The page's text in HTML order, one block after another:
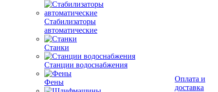
Стабилизаторы
автоматические
Станки
Станции водоснабжения
Фены
Оплата и
доставка